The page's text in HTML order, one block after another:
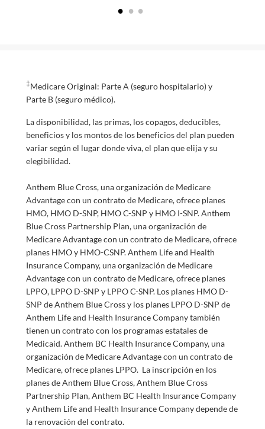
‡Medicare Original: Parte A (seguro hospitalario) y
Parte B (seguro médico).
La disponibilidad, las primas, los copagos, deducibles,
beneficios y los montos de los beneficios del plan pueden
variar según el lugar donde viva, el plan que elija y su
elegibilidad.
Anthem Blue Cross, una organización de Medicare
Advantage con un contrato de Medicare, ofrece planes
HMO, HMO D-SNP, HMO C-SNP y HMO I-SNP. Anthem
Blue Cross Partnership Plan, una organización de
Medicare Advantage con un contrato de Medicare, ofrece
planes HMO y HMO-CSNP. Anthem Life and Health
Insurance Company, una organización de Medicare
Advantage con un contrato de Medicare, ofrece planes
LPPO, LPPO D-SNP y LPPO C-SNP. Los planes HMO D-
SNP de Anthem Blue Cross y los planes LPPO D-SNP de
Anthem Life and Health Insurance Company también
tienen un contrato con los programas estatales de
Medicaid. Anthem BC Health Insurance Company, una
organización de Medicare Advantage con un contrato de
Medicare, ofrece planes LPPO. La inscripción en los
planes de Anthem Blue Cross, Anthem Blue Cross
Partnership Plan, Anthem BC Health Insurance Company
y Anthem Life and Health Insurance Company depende de
la renovación del contrato.